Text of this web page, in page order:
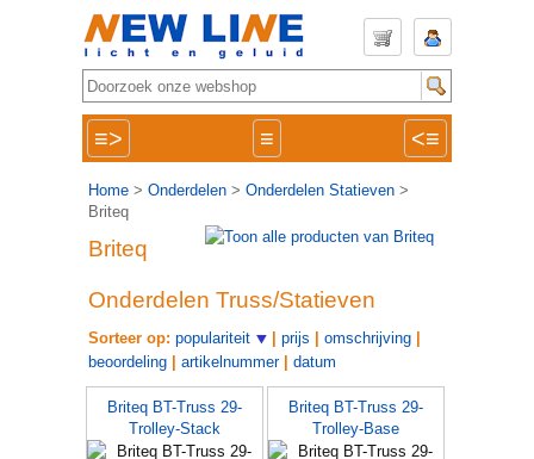
≡> ≡ <≡
Home > Onderdelen > Onderdelen Statieven >
Briteq
Briteq
Onderdelen Truss/Statieven
Sorteer op: populariteit prijs omschrijving
beoordeling
artikelnummer| datum
Briteq BT-Truss 29-
Trolley-Stack
Briteq BT-Truss 29-
Trolley-Base